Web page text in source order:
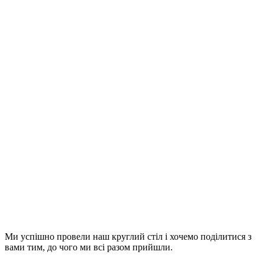
Ми успішно провели наш круглий стіл і хочемо поділитися з
вами тим, до чого ми всі разом прийшли.